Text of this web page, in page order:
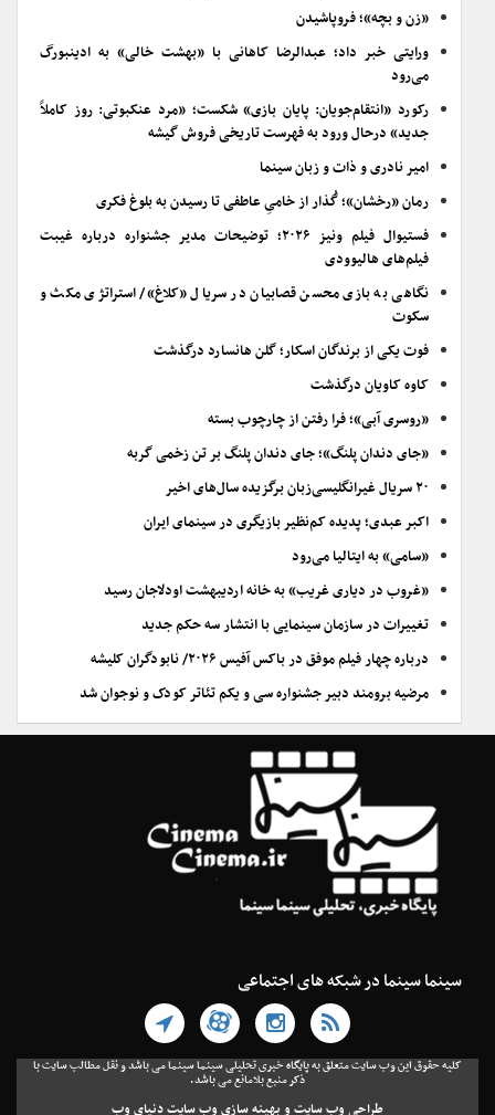
«زن و بچه»؛ فروپاشیدن
ورایتی خبر داد؛ عبدالرضا کاهانی با «بهشت خالی» به ادینبورگ
می‌رود
رکورد «انتقام‌جویان: پایان بازی» شکست؛ «مرد عنکبوتی: روز کاملاً
جدید» درحال ورود به فهرست تاریخی فروش گیشه
امیر نادری و ذات و زبان سینما
رمان «رخشان»؛ گُذار از خامیِ عاطفی تا رسیدن به بلوغ فکری
فستیوال فیلم ونیز ۲۰۲۶؛ توضیحات مدیر جشنواره درباره غیبت
فیلم‌های هالیوودی
نگاهی به بازی محسن قصابیان در سریال «کلاغ»/ استراتژی مکث و
سکوت
فوت یکی از برندگان اسکار؛ گلن هانسارد درگذشت
کاوه کاویان درگذشت
«روسری آبی»؛ فرا رفتن از چارچوب بسته
«جای دندان پلنگ»؛ جای دندان پلنگ بر تن زخمی گربه
۲۰ سریال غیرانگلیسی‌زبان برگزیده سال‌های اخیر
اکبر عبدی؛ پدیده کم‌نظیر بازیگری در سینمای ایران
«سامی» به ایتالیا می‌رود
«غروب در دیاری غریب» به خانه اردیبهشت اودلاجان رسید
تغییرات در سازمان سینمایی با انتشار سه حکم جدید
درباره چهار فیلم موفق در باکس آفیس ۲۰۲۶/ نابودگران کلیشه
مرضیه برومند دبیر جشنواره سی و یکم تئاتر کودک و نوجوان شد
سینما سینما در شبکه های اجتماعی
کلیه حقوق این وب سایت متعلق به پایگاه خبری تحلیلی سینما سینما می باشد و نقل مطالب سایت با
ذکر منبع بلامانع می باشد.
طراحی وب سایت و بهینه سازی وب سایتدنیای وب